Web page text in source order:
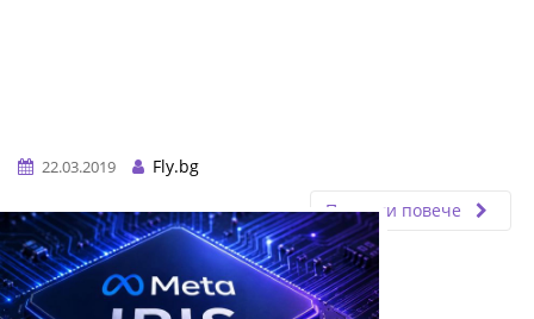
22.03.2019
Fly.bg
Прочети повече